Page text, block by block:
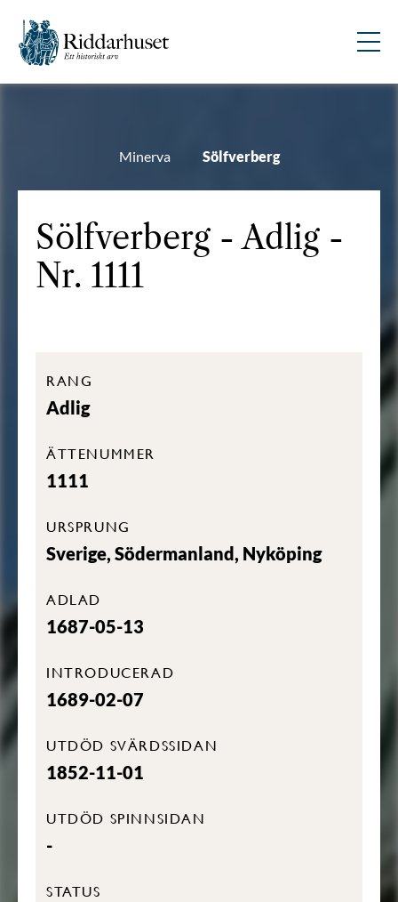
Minerva Sölfverberg
Sölfverberg - Adlig -
Nr. 1111
RANG
Adlig
ÄTTENUMMER
1111
URSPRUNG
Sverige, Södermanland, Nyköping
ADLAD
1687-05-13
INTRODUCERAD
1689-02-07
UTDÖD SVÄRDSSIDAN
1852-11-01
UTDÖD SPINNSIDAN
-
STATUS